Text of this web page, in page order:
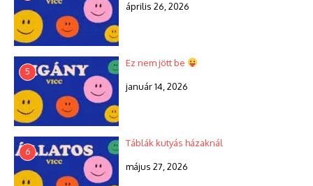
április 26, 2026
5
Ez nem jött be
január 14, 2026
6
Táblák kutyás házaknál
május 27, 2026